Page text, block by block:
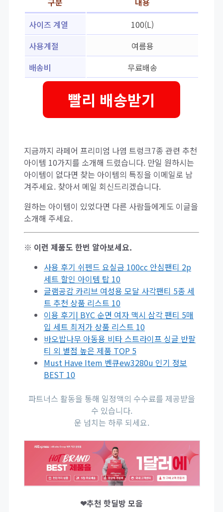
사이즈 계열
100(L)
사용계절
여름용
배송비
무료배송
빨리 배송받기
지금까지 라페어 프리미엄 나염 트렁크7종 관련 추천
아이템 10가지를 소개해 드렸습니다. 만일 원하시는
아이템이 없다면 찾는 아이템의 특징을 이메일로 남
겨주세요. 찾아서 메일 회신드리겠습니다.
원하는 아이템이 있었다면 다른 사람들에게도 이글을
소개해 주세요.
※ 이런 제품도 한번 알아보세요.
사용 후기 쉬펜드 요실금 100cc 안심팬티 2p
세트 할인 아이템 탑 10
글램공감 카리브 여성용 모달 사각팬티 5종 세
트 추천 상품 리스트 10
이용 후기| BYC 순면 여자 맥시 삼각 팬티 5매
입 세트 최저가 상품 리스트 10
바오밥나무 아동용 비타 스트라이프 싱글 반팔
티 외 별점 높은 제품 TOP 5
Must Have Item 벤큐ew3280u 인기 정보
BEST 10
파트너스 활동을 통해 일정액의 수수료를 제공받을
수 있습니다.
운 넘치는 하루 되세요.
❤추천 핫딜방 모음